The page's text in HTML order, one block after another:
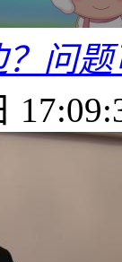
问